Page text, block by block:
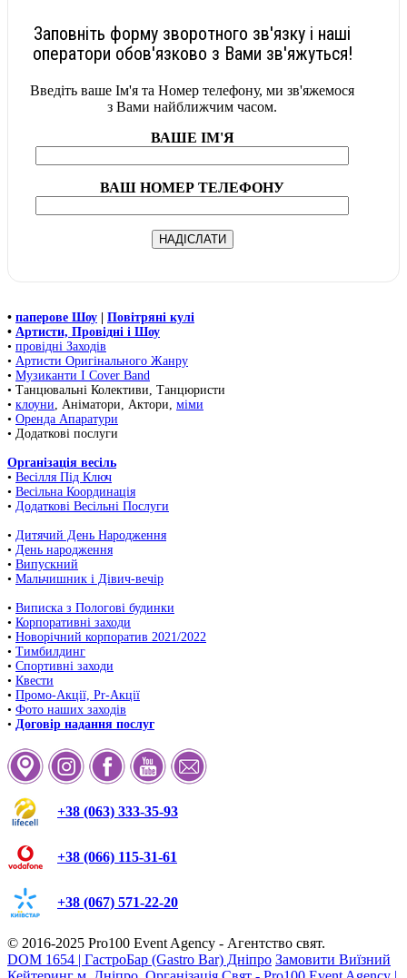
Заповніть форму зворотного зв'язку і наші
оператори обов'язково з Вами зв'яжуться!
Введіть ваше Ім'я та Номер телефону, ми зв'яжемося
з Вами найближчим часом.
ВАШЕ ІМ'Я
ВАШ НОМЕР ТЕЛЕФОНУ
• паперове Шоу
Повітряні кулі
• Артисти, Провідні і Шоу
• провідні Заходів
• Артисти Оригінального Жанру
• Музиканти І Cover Band
• Танцювальні Колективи, Танцюристи
• клоуни, Аніматори, Актори, міми
• Оренда Апаратури
• Додаткові послуги
Організація весіль
• Весілля Під Ключ
• Весільна Координація
• Додаткові Весільні Послуги
• Дитячий День Народження
• День народження
• Випускний
• Мальчишник і Дівич-вечір
• Виписка з Пологові будинки
• Корпоративні заходи
• Новорічний корпоратив 2021/2022
• Тимбилдинг
• Спортивні заходи
• Квести
• Промо-Акції, Pr-Акції
• Фото наших заходів
• Договір надання послуг
+38 (063) 333-35-93
+38 (066) 115-31-61
+38 (067) 571-22-20
© 2016-2025 Pro100 Event Agency - Агентство свят.
DOM 1654 | ГастроБар (Gastro Bar) Дніпро Замовити Виїзний